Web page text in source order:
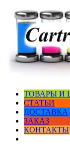
ТОВАРЫ И
СТАТЬИ
ДОСТАВКА
ЗАКАЗ
КОНТАКТЫ